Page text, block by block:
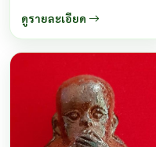
อยู่เลยจากวัดเขาดินใต้
ประมาณ4-5กิโลเมตรเท่านั้น ท่าน
รวมพลังแรงทวีคูณ ขึ้นมาซึ่งใช้
ชนวนอาถรรพณ์ในรุ่นแรกมาผสม
ในการสร้างครั้งนี้ด้วย ซึ่งมีความ
เข้มขลังและเฮี้ยนแรงเป็นทวีคูณ
ดูรายละเอียด